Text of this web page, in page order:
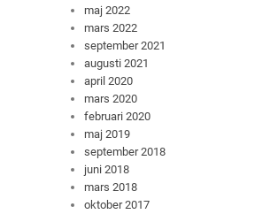
maj 2022
mars 2022
september 2021
augusti 2021
april 2020
mars 2020
februari 2020
maj 2019
september 2018
juni 2018
mars 2018
oktober 2017